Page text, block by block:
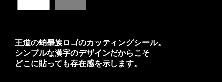
王道の蛸墨族ロゴのカッティングシール。
シンプルな漢字のデザインだからこそ
どこに貼っても存在感を示します。